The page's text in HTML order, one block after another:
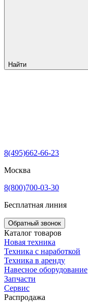
Найти
8(495)662-66-23
Москва
8(800)700-03-30
Бесплатная линия
Обратный звонок
Каталог товаров
Новая техника
Техника с наработкой
Техника в аренду
Навесное оборудование
Запчасти
Сервис
Распродажа